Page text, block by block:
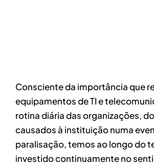
Consciente da importância que
equipamentos de TI e
rotina diária das organizações,
causados à instituição numa
paralisação, temos ao longo do
investido continuamente no